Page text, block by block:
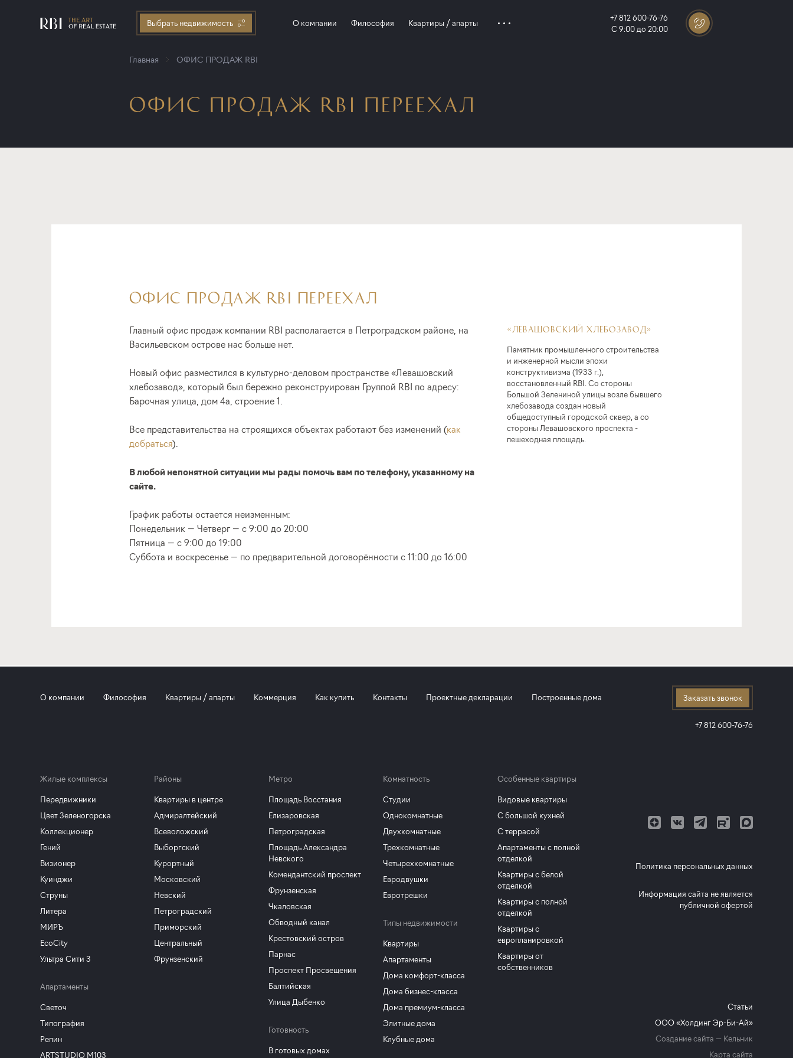
Выбрать недвижимость О компании Философия Квартиры / апарты
+7 812 600-76-76
С 9:00 до 20:00
Главная ОФИС ПРОДАЖ RBI
ОФИС ПРОДАЖ RBI ПЕРЕЕХАЛ
ОФИС ПРОДАЖ RBI ПЕРЕЕХАЛ
Главный офис продаж компании RBI располагается в Петроградском районе, на
Васильевском острове нас больше нет.
Новый офис разместился в культурно-деловом пространстве «Левашовский
хлебозавод», который был бережно реконструирован Группой RBI по адресу:
Барочная улица, дом 4а, строение 1.
Все представительства на строящихся объектах работают без изменений (как
добраться).
В любой непонятной ситуации мы рады помочь вам по телефону, указанному на
сайте.
График работы остается неизменным:
Понедельник — Четверг — с 9:00 до 20:00
Пятница — с 9:00 до 19:00
Суббота и воскресенье — по предварительной договорённости с 11:00 до 16:00
«ЛЕВАШОВСКИЙ ХЛЕБОЗАВОД»
Памятник промышленного строительства
и инженерной мысли эпохи
конструктивизма (1933 г.),
восстановленный RBI. Со стороны
Большой Зелениной улицы возле бывшего
хлебозавода создан новый
общедоступный городской сквер, а со
стороны Левашовского проспекта -
пешеходная площадь.
О компании Философия Квартиры / апарты Коммерция Как купить Контакты Проектные декларации Построенные дома Заказать звонок
+7 812 600-76-76
Жилые комплексы
Передвижники
Цвет Зеленогорска
Коллекционер
Гений
Визионер
Куинджи
Струны
Литера
МИРЪ
EcoCity
Ультра Сити 3
Апартаменты
Светоч
Типография
Репин
ARTSTUDIO M103
Районы
Квартиры в центре
Адмиралтейский
Всеволожский
Выборгский
Курортный
Московский
Невский
Петроградский
Приморский
Центральный
Фрунзенский
Метро
Площадь Восстания
Елизаровская
Петроградская
Площадь Александра
Невского
Комендантский проспект
Фрунзенская
Чкаловская
Обводный канал
Крестовский остров
Парнас
Проспект Просвещения
Балтийская
Улица Дыбенко
Готовность
В готовых домах
Комнатность
Студии
Однокомнатные
Двухкомнатные
Трехкомнатные
Четырехкомнатные
Евродвушки
Евротрешки
Типы недвижимости
Квартиры
Апартаменты
Дома комфорт-класса
Дома бизнес-класса
Дома премиум-класса
Элитные дома
Клубные дома
Особенные квартиры
Видовые квартиры
С большой кухней
С террасой
Апартаменты с полной
отделкой
Квартиры с белой
отделкой
Квартиры с полной
отделкой
Квартиры с
европланировкой
Квартиры от
собственников
Политика персональных данных
Информация сайта не является
публичной офертой
Статьи
ООО «Холдинг Эр-Би-Ай»
Создание сайта — Кельник
Карта сайта